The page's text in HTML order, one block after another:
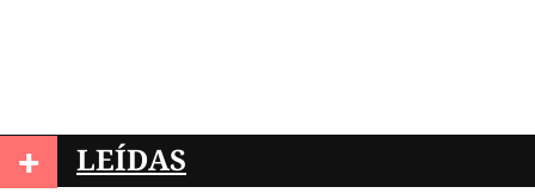
+ LEÍDAS